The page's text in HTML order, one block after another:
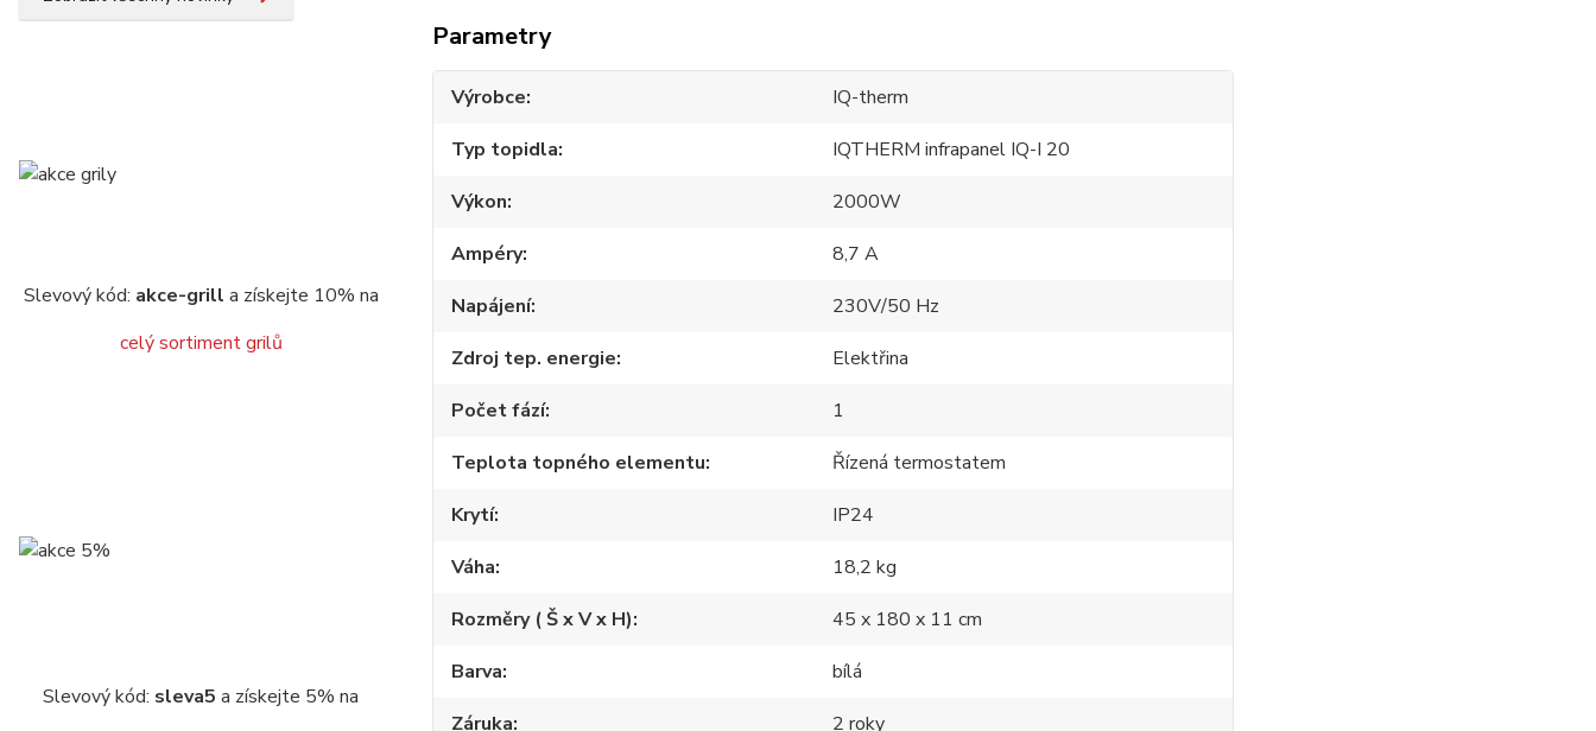
Slevový kód: akce-grill a získejte 10% na
celý sortiment grilů
Slevový kód: sleva5 a získejte 5% na
Parametry
Výrobce
IQ-therm
Typ topidla
IQTHERM infrapanel IQ-I 20
Výkon
2000W
Ampéry
8,7 A
Napájení
230V/50 Hz
Zdroj tep. energie
Elektřina
Počet fází
1
Teplota topného elementu
Řízená termostatem
Krytí
IP24
Váha
18,2 kg
Rozměry ( Š x V x H)
45 x 180 x 11 cm
Barva
bílá
Záruka
2 roky